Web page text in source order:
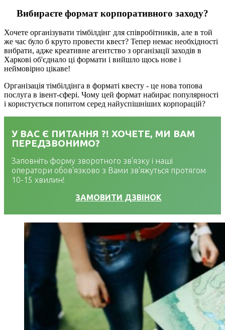
Вибираєте формат корпоративного заходу?
Хочете організувати тімбілдінг для співробітників, але в той
же час було б круто провести квест? Тепер немає необхідності
вибрати, адже креативне агентство з організації заходів в
Харкові об'єднало ці формати і вийшло щось нове і
неймовірно цікаве!
Організація тімбілдінга в форматі квесту - це нова топова
послуга в івент-сфері. Чому цей формат набирає популярності
і користується попитом серед найуспішніших корпорацій?
У ВАС Є ПИТАННЯ ?! ХОЧЕТЕ, МИ ВАМ
ПЕРЕДЗВОНИМО?
Заповніть форму зворотного зв'язку і наші
оператори обов'язково з Вами зв'яжуться протягом
10-15 хвилин!
ЗАМОВИТИ ДЗВІНОК